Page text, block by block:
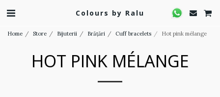
Colours by Ralu
Home Store Bijuterii Brățări Cuff bracelets Hot pink mélange
HOT PINK MÉLANGE